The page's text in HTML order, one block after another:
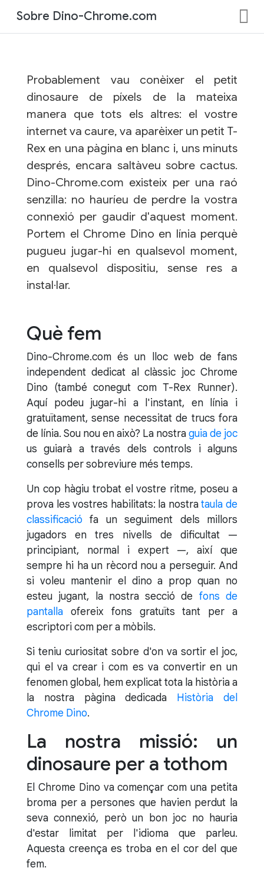
Sobre Dino-Chrome.com
Probablement vau conèixer el petit
dinosaure de píxels de la mateixa
manera que tots els altres: el vostre
internet va caure, va aparèixer un petit T-
Rex en una pàgina en blanc i, uns minuts
després, encara saltàveu sobre cactus.
Dino-Chrome.com existeix per una raó
senzilla: no hauríeu de perdre la vostra
connexió per gaudir d'aquest moment.
Portem el Chrome Dino en línia perquè
pugueu jugar-hi en qualsevol moment,
en qualsevol dispositiu, sense res a
instal·lar.
Què fem
Dino-Chrome.com és un lloc web de fans
independent dedicat al clàssic joc Chrome
Dino (també conegut com T-Rex Runner).
Aquí podeu jugar-hi a l'instant, en línia i
gratuïtament, sense necessitat de trucs fora
de línia. Sou nou en això? La nostraguia de joc
us guiarà a través dels controls i alguns
consells per sobreviure més temps.
Un cop hàgiu trobat el vostre ritme, poseu a
prova les vostres habilitats: la nostrataula de
classificació fa un seguiment dels millors
jugadors en tres nivells de dificultat —
principiant, normal i expert —, així que
sempre hi ha un rècord nou a perseguir. And
si voleu mantenir el dino a prop quan no
esteu jugant, la nostra secció de fons de
pantalla ofereix fons gratuïts tant per a
escriptori com per a mòbils.
Si teniu curiositat sobre d'on va sortir el joc,
qui el va crear i com es va convertir en un
fenomen global, hem explicat tota la història a
la nostra pàgina dedicada Història del
Chrome Dino.
La nostra missió: un
dinosaure per a tothom
El Chrome Dino va començar com una petita
broma per a persones que havien perdut la
seva connexió, però un bon joc no hauria
d'estar limitat per l'idioma que parleu.
Aquesta creença es troba en el cor del que
fem.